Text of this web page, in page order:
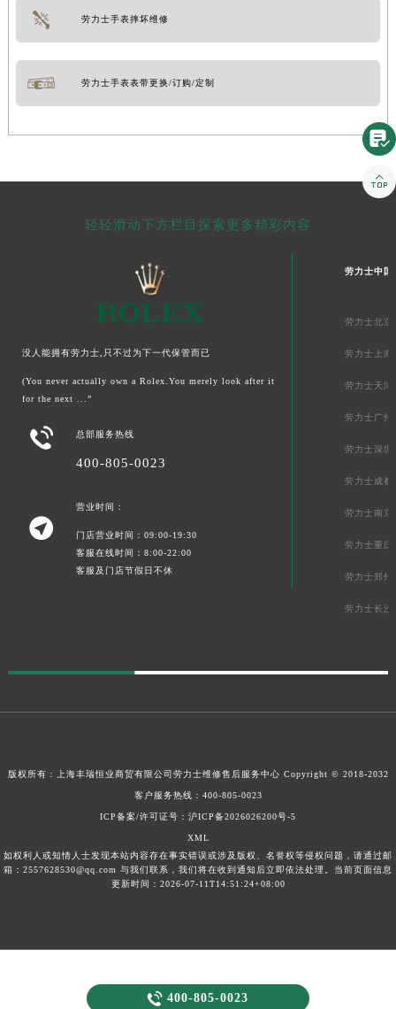
劳力士手表摔坏维修
劳力士手表表带更换/订购/定制
轻轻滑动下方栏目探索更多精彩内容
没人能拥有劳力士,只不过为下一代保管而已
(You never actually own a Rolex.You merely look after it
for the next ...”
 总部服务热线
400-805-0023

营业时间：
门店营业时间：09:00-19:30
客服在线时间：8:00-22:00
客服及门店节假日不休
劳力士中国
劳力士北京
劳力士上海
劳力士天津
劳力士广州
劳力士深圳
劳力士成都
劳力士南京
劳力士重庆
劳力士郑州
劳力士长沙
版权所有：上海丰瑞恒业商贸有限公司 劳力士维修售后服务中心 Copyright © 2018-2032
客户服务热线： 400-805-0023
ICP备案/许可证号：沪ICP备2026026200号-5
XML
如权利人或知情人士发现本站内容存在事实错误或涉及版权、名誉权等侵权问题，请通过邮
箱：2557628530@qq.com 与我们联系，我们将在收到通知后立即依法处理。当前页面信息
更新时间：2026-07-11T14:51:24+08:00
 400-805-0023

